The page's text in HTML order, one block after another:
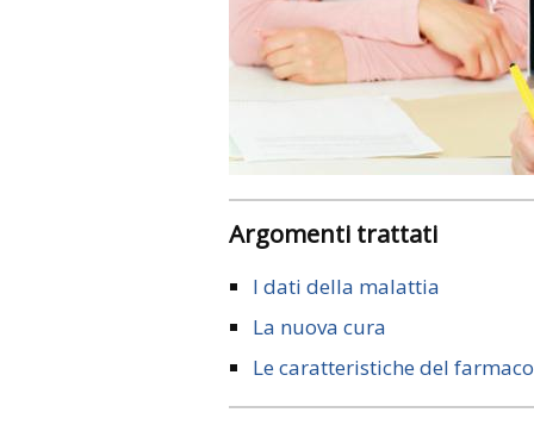
Argomenti trattati
I dati della malattia
La nuova cura
Le caratteristiche del farmaco